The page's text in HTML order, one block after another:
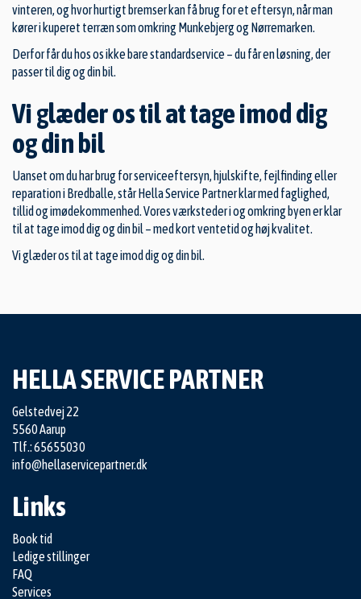
vinteren, og hvor hurtigt bremser kan få brug for et eftersyn, når man
kører i kuperet terræn som omkring Munkebjerg og Nørremarken.
Derfor får du hos os ikke bare standardservice – du får en løsning, der
passer til dig og din bil.
Vi glæder os til at tage imod dig
og din bil
Uanset om du har brug for serviceeftersyn, hjulskifte, fejlfinding eller
reparation i Bredballe, står Hella Service Partner klar med faglighed,
tillid og imødekommenhed. Vores værksteder i og omkring byen er klar
til at tage imod dig og din bil – med kort ventetid og høj kvalitet.
Vi glæder os til at tage imod dig og din bil.
HELLA SERVICE PARTNER
Gelstedvej 22
5560 Aarup
Tlf.: 65655030
info@hellaservicepartner.dk
Links
Book tid
Ledige stillinger
FAQ
Services